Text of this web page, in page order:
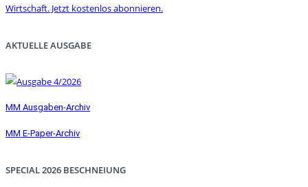
AKTUELLE AUSGABE
MM Ausgaben-Archiv
MM E-Paper-Archiv
SPECIAL 2026 BESCHNEIUNG